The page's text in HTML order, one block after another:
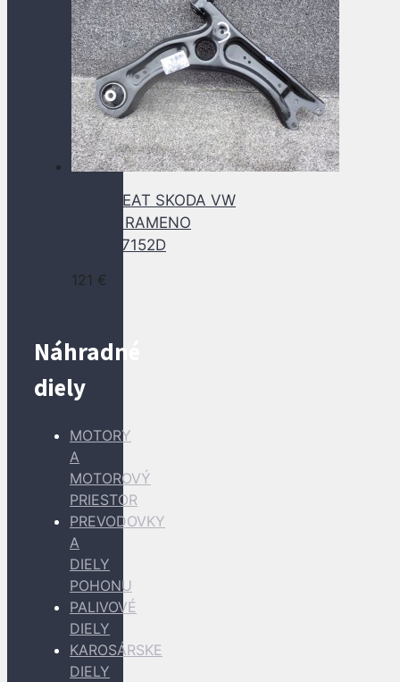
AUDI SEAT SKODA VW
PRAVE RAMENO
2Q0407152D
121 €
Náhradné
diely
MOTORY
A
MOTOROVÝ
PRIESTOR
PREVODOVKY
A
DIELY
POHONU
PALIVOVÉ
DIELY
KAROSÁRSKE
DIELY